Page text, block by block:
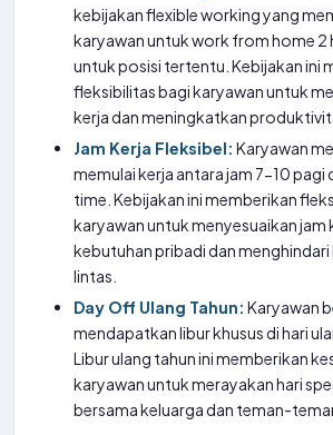
kebijakan flexible working yang
karyawan untuk work from home 2
untuk posisi tertentu. Kebijakan ini
fleksibilitas bagi karyawan untuk
kerja dan meningkatkan
Jam Kerja Fleksibel: Karyawan
memulai kerja antara jam 7-10 pagi
time. Kebijakan ini memberikan
karyawan untuk menyesuaikan jam
kebutuhan pribadi dan
lintas.
Day Off Ulang Tahun: Karyawan
mendapatkan libur khusus di hari
Libur ulang tahun ini memberikan
karyawan untuk merayakan hari
bersama keluarga dan teman-